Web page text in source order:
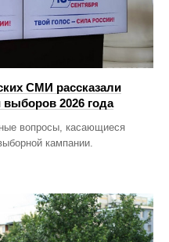
СМИ рассказали
выборов 2026 года
вопросы, касающиеся
кампании.